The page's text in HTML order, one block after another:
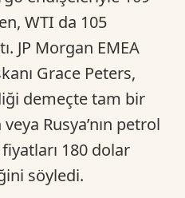
WTI da 105
JP Morgan EMEA
Grace Peters,
demeçte tam bir
Rusya’nın petrol
180 dolar
söyledi.